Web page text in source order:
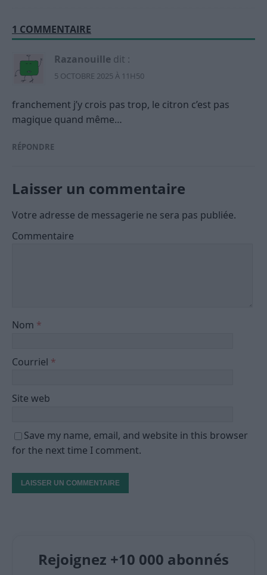
1 COMMENTAIRE
Razanouille dit :
5 OCTOBRE 2025 À 11H50
franchement j’y crois pas trop, le citron c’est pas
magique quand même…
RÉPONDRE
Laisser un commentaire
Votre adresse de messagerie ne sera pas publiée.
Commentaire
Nom *
Courriel *
Site web
Save my name, email, and website in this browser
for the next time I comment.
Rejoignez +10 000 abonnés